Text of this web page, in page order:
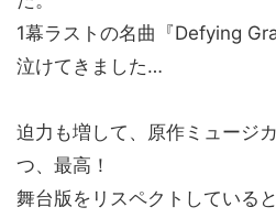
1幕ラストの名曲『Defying
泣けてきました…
迫力も増して、原作ミュージ
つ、最高！
舞台版をリスペクトしている